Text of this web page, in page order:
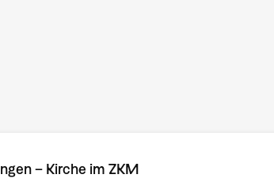
– Kirche im ZKM